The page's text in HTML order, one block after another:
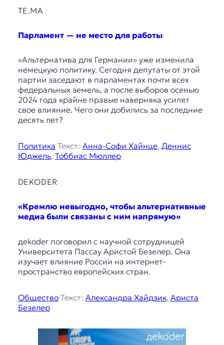
TE.MA
Парламент — не место для работы
«Альтернатива для Германии» уже изменила
немецкую политику. Сегодня депутаты от этой
партии заседают в парламентах почти всех
федеральных земель, а после выборов осенью
2024 года крайне правые наверняка усилят
свое влияние. Чего они добились за последние
десять лет?
Политика Текст: Анна-Софи Хайнце, Деннис
Юджель, Тоббиас Мюллер
DEKODER
«Кремлю невыгодно, чтобы альтернативные
медиа были связаны с ним напрямую»
дekoder поговорил c научной сотрудницей
Университета Пассау Аристой Безелер. Она
изучает влияние России на интернет-
пространство европейских стран.
ОбществоТекст: Александра Хайдзик, Ариста
Безелер